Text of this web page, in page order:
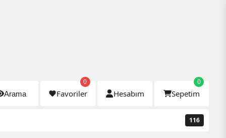
| 🇩🇪 LIEFERUNG NACH DEUTSCHLAND
Arama Favoriler
0
Hesabım Sepetim
0
116